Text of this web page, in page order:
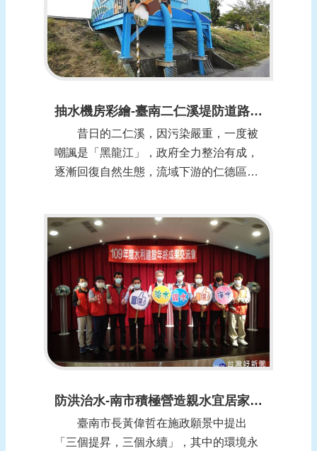
抽水機房彩繪-臺南二仁溪堤防道路添繽紛新亮點 (報導日期：1100106)
昔日的二仁溪，因污染嚴重，一度被
嘲諷是「黑龍江」，政府全力整治有成，
逐漸回復自然生態，流域下游的仁德區二
工，讓原本單調的鐵皮厝建物，化身繽紛
的新亮點，也讓外來遊客感受蛻變後的河
川之美。 二行里獲得環保署低碳永續
家園的銀級殊...
防洪治水-南市積極營造親水宜居家園 (報導日期：1091228)
臺南市長黃偉哲在施政願景中提出
「三個提昇，三個永續」，其中的環境永